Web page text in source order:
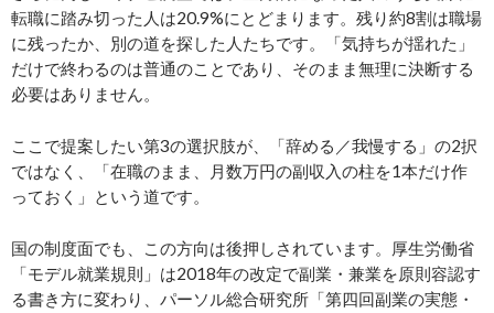
転職に踏み切った人は20.9%にとどまります。残り約8割は職場
に残ったか、別の道を探した人たちです。「気持ちが揺れた」
だけで終わるのは普通のことであり、そのまま無理に決断する
必要はありません。
ここで提案したい第3の選択肢が、「辞める／我慢する」の2択
ではなく、「在職のまま、月数万円の副収入の柱を1本だけ作
っておく」という道です。
国の制度面でも、この方向は後押しされています。厚生労働省
「モデル就業規則」は2018年の改定で副業・兼業を原則容認す
る書き方に変わり、パーソル総合研究所「第四回副業の実態・